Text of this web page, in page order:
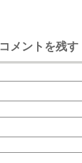
コメントを残す